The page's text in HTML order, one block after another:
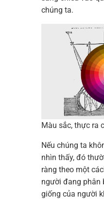
chúng ta.
Màu sắc, thực ra
Nếu chúng ta
nhìn thấy, đó
ràng theo một
người đang phân
giống của người